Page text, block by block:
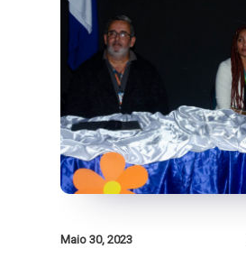
Maio 30, 2023